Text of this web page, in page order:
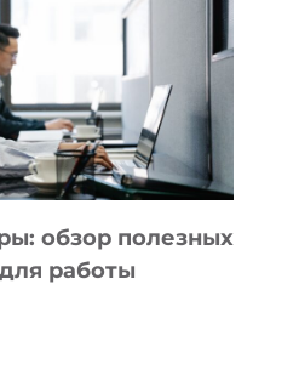
обзор полезных
работы